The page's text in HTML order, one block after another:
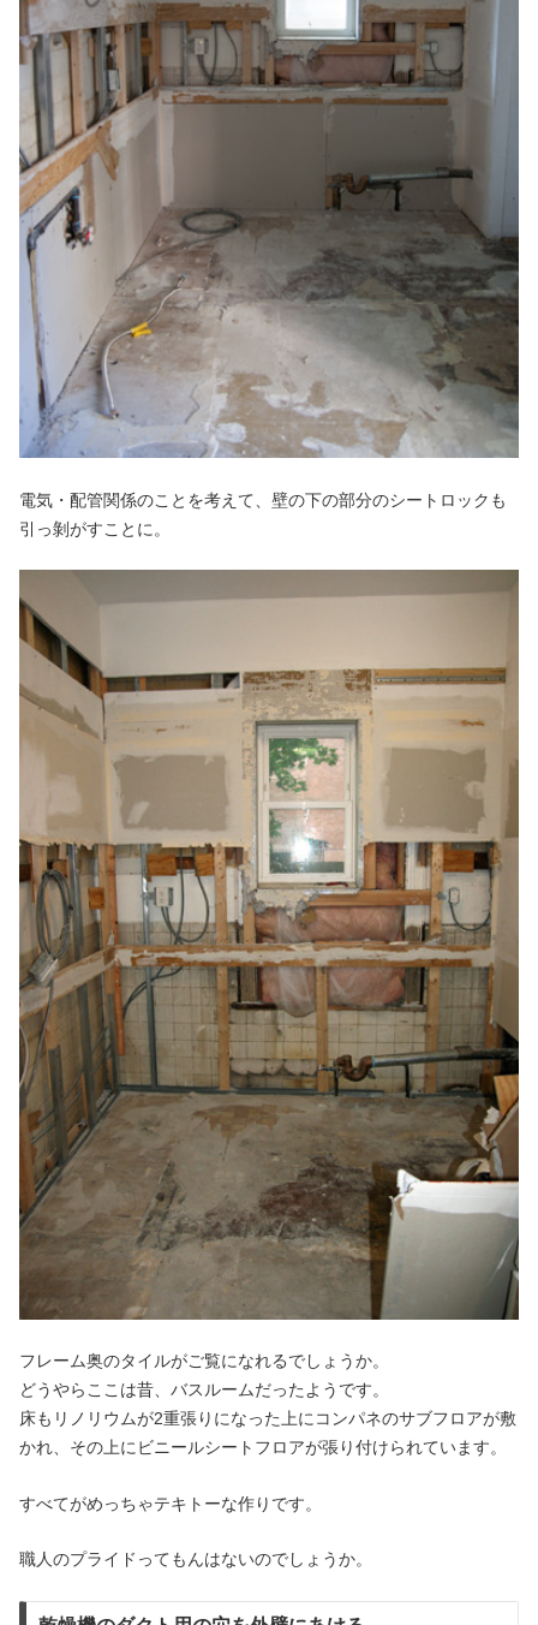
電気・配管関係のことを考えて、壁の下の部分のシートロックも
引っ剝がすことに。
フレーム奥のタイルがご覧になれるでしょうか。
どうやらここは昔、バスルームだったようです。
床もリノリウムが2重張りになった上にコンパネのサブフロアが敷
かれ、その上にビニールシートフロアが張り付けられています。
すべてがめっちゃテキトーな作りです。
職人のプライドってもんはないのでしょうか。